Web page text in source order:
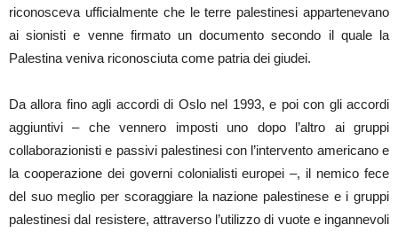
riconosceva ufficialmente che le terre palestinesi appartenevano
ai sionisti e venne firmato un documento secondo il quale la
Palestina veniva riconosciuta come patria dei giudei.
Da allora fino agli accordi di Oslo nel 1993, e poi con gli accordi
aggiuntivi – che vennero imposti uno dopo l’altro ai gruppi
collaborazionisti e passivi palestinesi con l’intervento americano e
la cooperazione dei governi colonialisti europei –, il nemico fece
del suo meglio per scoraggiare la nazione palestinese e i gruppi
palestinesi dal resistere, attraverso l’utilizzo di vuote e ingannevoli